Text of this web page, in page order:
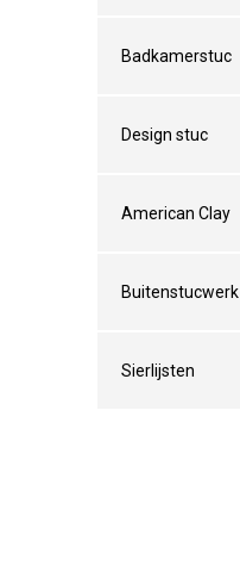
Badkamerstuc
Design stuc
American Clay
Buitenstucwerk
Sierlijsten